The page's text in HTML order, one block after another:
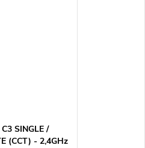
SINGLE /
(CCT) - 2,4GHz